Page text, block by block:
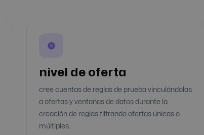
nivel de oferta
cree cuentas de reglas de prueba vinculándolas
a ofertas y ventanas de datos durante la
creación de reglas filtrando ofertas únicas o
múltiples.